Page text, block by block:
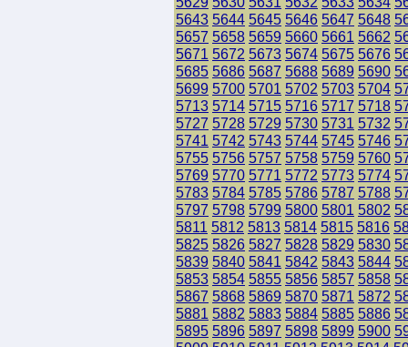
5643 5644 5645 5646 5647 5648
5657 5658 5659 5660 5661 5662
5671 5672 5673 5674 5675 5676
5685 5686 5687 5688 5689 5690
5699 5700 5701 5702 5703 5704
5713 5714 5715 5716 5717 5718
5727 5728 5729 5730 5731 5732
5741 5742 5743 5744 5745 5746
5755 5756 5757 5758 5759 5760
5769 5770 5771 5772 5773 5774
5783 5784 5785 5786 5787 5788
5797 5798 5799 5800 5801 5802
5811 5812 5813 5814 5815 5816
5825 5826 5827 5828 5829 5830
5839 5840 5841 5842 5843 5844
5853 5854 5855 5856 5857 5858
5867 5868 5869 5870 5871 5872
5881 5882 5883 5884 5885 5886
5895 5896 5897 5898 5899 5900